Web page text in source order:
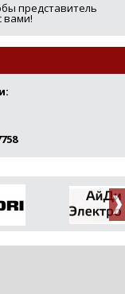
представитель
вами!